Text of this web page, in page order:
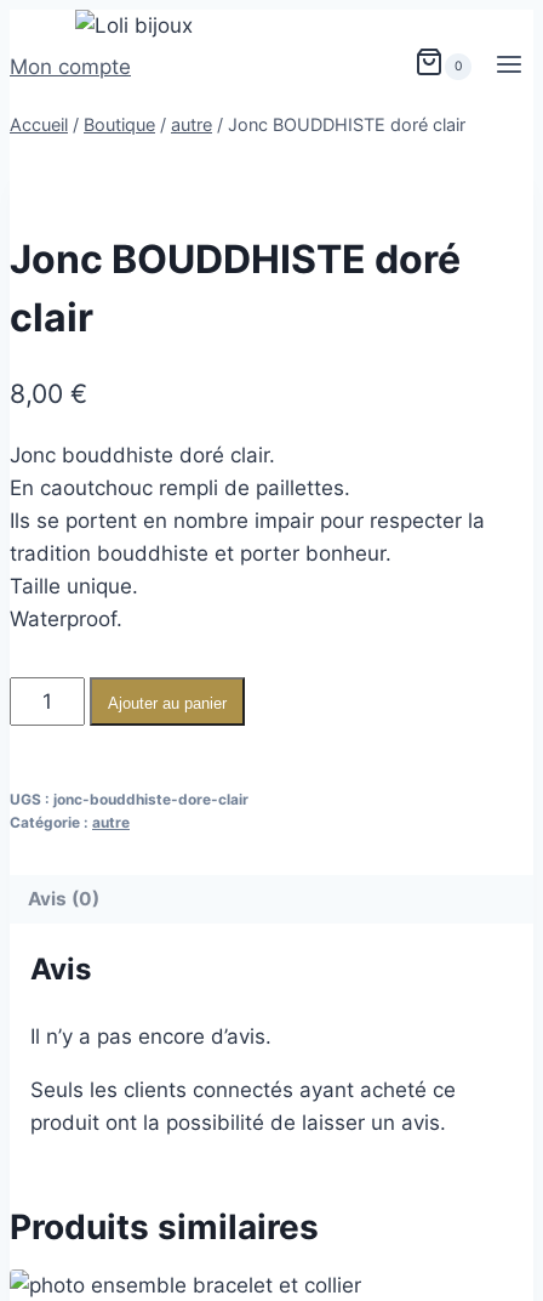
Mon compte 0
Accueil / Boutique / autre / Jonc BOUDDHISTE doré clair
Jonc BOUDDHISTE doré
clair
8,00 €
Jonc bouddhiste doré clair.
En caoutchouc rempli de paillettes.
Ils se portent en nombre impair pour respecter la
tradition bouddhiste et porter bonheur.
Taille unique.
Waterproof.
Ajouter au panier
UGS : jonc-bouddhiste-dore-clair
Catégorie : autre
Avis (0)
Avis
Il n’y a pas encore d’avis.
Seuls les clients connectés ayant acheté ce
produit ont la possibilité de laisser un avis.
Produits similaires